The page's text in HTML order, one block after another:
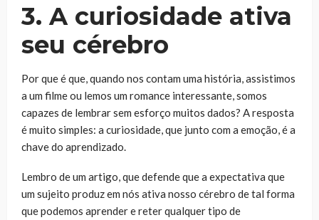
3. A curiosidade ativa
seu cérebro
Por que é que, quando nos contam uma história, assistimos
a um filme ou lemos um romance interessante, somos
capazes de lembrar sem esforço muitos dados? A resposta
é muito simples: a curiosidade, que junto com a emoção, é a
chave do aprendizado.
Lembro de um artigo, que defende que a expectativa que
um sujeito produz em nós ativa nosso cérebro de tal forma
que podemos aprender e reter qualquer tipo de